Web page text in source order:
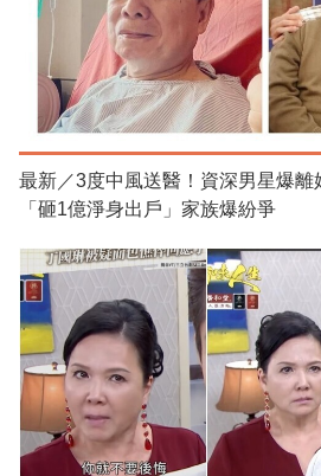
最新／3度中風送醫！資深男星爆
「砸1億淨身出戶」家族爆紛爭